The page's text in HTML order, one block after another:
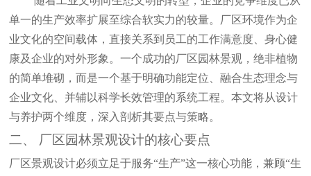
单一的生产效率扩展至综合软实力的较量。厂区环境作为企
业文化的空间载体，直接关系到员工的工作满意度、身心健
康及企业的对外形象。一个成功的厂区园林景观，绝非植物
的简单堆砌，而是一个基于明确功能定位、融合生态理念与
企业文化、并辅以科学长效管理的系统工程。本文将从设计
与养护两个维度，深入剖析其要点与策略。
二、 厂区园林景观设计的核心要点
厂区景观设计必须立足于服务“生产”这一核心功能，兼顾“生